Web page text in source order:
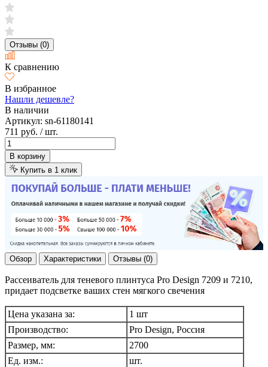
Отзывы (0)
К сравнению
В избранное
Нашли дешевле?
В наличии
Артикул: sn-61180141
711 руб. / шт.
В корзину
Купить в 1 клик
Обзор Характеристики Отзывы (0)
Рассеиватель для теневого плинтуса Pro Design 7209 и 7210,
придает подсветке ваших стен мягкого свечения
Цена указана за:
1 шт
Производство:
Pro Design, Россия
Размер, мм:
2700
Ед. изм.:
шт.